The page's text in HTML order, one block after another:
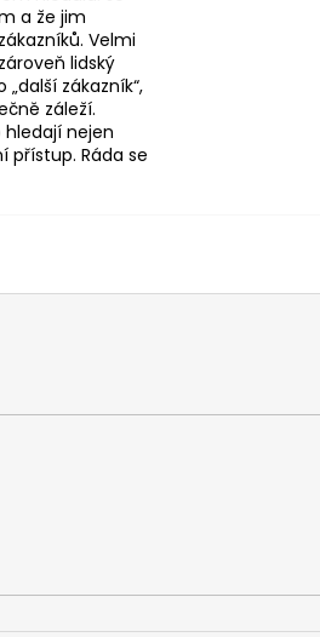
a že jim
Velmi
lidský
zákazník“,
záleží.
hledají nejen
přístup. Ráda se